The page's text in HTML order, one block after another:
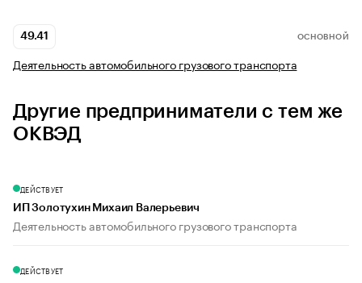
49.41 ОСНОВНОЙ
Деятельность автомобильного грузового транспорта
Другие предприниматели с тем же
ОКВЭД
ДЕЙСТВУЕТ
ИП Золотухин Михаил Валерьевич
Деятельность автомобильного грузового транспорта
ДЕЙСТВУЕТ